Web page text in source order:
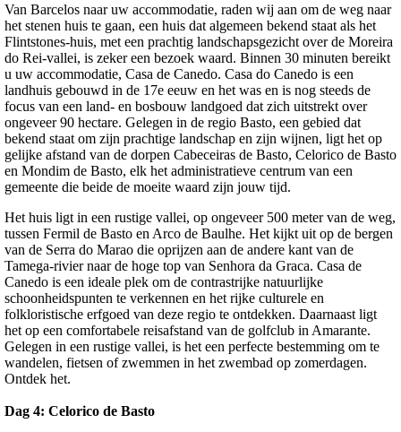
Van Barcelos naar uw accommodatie, raden wij aan om de weg naar
het stenen huis te gaan, een huis dat algemeen bekend staat als het
Flintstones-huis, met een prachtig landschapsgezicht over de Moreira
do Rei-vallei, is zeker een bezoek waard. Binnen 30 minuten bereikt
u uw accommodatie, Casa de Canedo. Casa do Canedo is een
landhuis gebouwd in de 17e eeuw en het was en is nog steeds de
focus van een land- en bosbouw landgoed dat zich uitstrekt over
ongeveer 90 hectare. Gelegen in de regio Basto, een gebied dat
bekend staat om zijn prachtige landschap en zijn wijnen, ligt het op
gelijke afstand van de dorpen Cabeceiras de Basto, Celorico de Basto
en Mondim de Basto, elk het administratieve centrum van een
gemeente die beide de moeite waard zijn jouw tijd.
Het huis ligt in een rustige vallei, op ongeveer 500 meter van de weg,
tussen Fermil de Basto en Arco de Baulhe. Het kijkt uit op de bergen
van de Serra do Marao die oprijzen aan de andere kant van de
Tamega-rivier naar de hoge top van Senhora da Graca. Casa de
Canedo is een ideale plek om de contrastrijke natuurlijke
schoonheidspunten te verkennen en het rijke culturele en
folkloristische erfgoed van deze regio te ontdekken. Daarnaast ligt
het op een comfortabele reisafstand van de golfclub in Amarante.
Gelegen in een rustige vallei, is het een perfecte bestemming om te
wandelen, fietsen of zwemmen in het zwembad op zomerdagen.
Ontdek het.
Dag 4: Celorico de Basto